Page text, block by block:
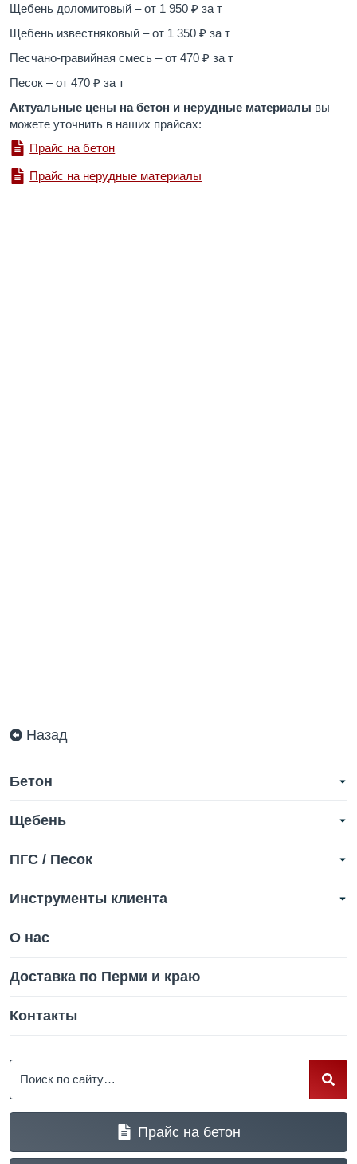
Бетон
Щебень
ПГС / Песок
Инструменты клиента
О нас
Доставка по Перми и краю
Контакты
Прайс на бетон
Щебень доломитовый – от 1 950 ₽ за т
Щебень известняковый – от 1 350 ₽ за т
Песчано-гравийная смесь – от 470 ₽ за т
Песок – от 470 ₽ за т
Актуальные цены на бетон и нерудные материалы вы
можете уточнить в наших прайсах:
Прайс на бетон
Прайс на нерудные материалы
Назад